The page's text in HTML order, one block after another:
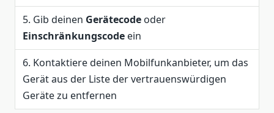
5. Gib deinen Gerätecode oder
Einschränkungscode ein
6. Kontaktiere deinen Mobilfunkanbieter, um das
Gerät aus der Liste der vertrauenswürdigen
Geräte zu entfernen